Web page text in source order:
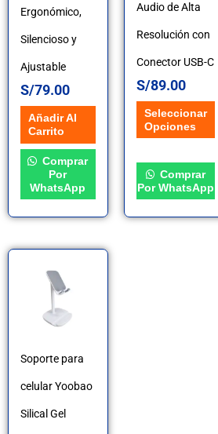
Ergonómico,
Silencioso y
Ajustable
S/79.00
Añadir Al
Carrito
Comprar
Por
WhatsApp
Audio de Alta
Resolución con
Conector USB-C
S/89.00
Seleccionar
Opciones
en
página
de
producto
Comprar
Por WhatsApp
Soporte para
celular Yoobao
Silical Gel